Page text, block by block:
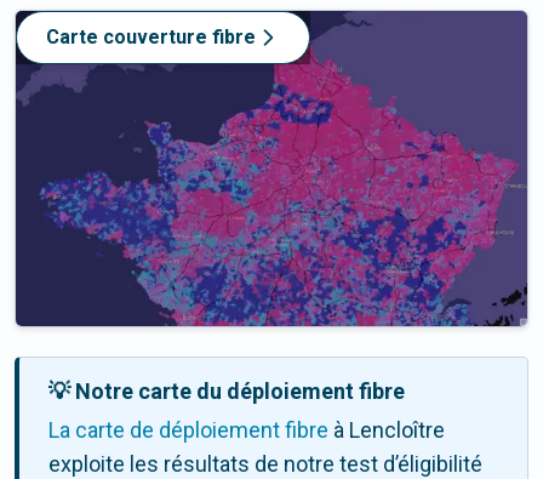
Carte couverture fibre
💡 Notre carte du déploiement fibre
La carte de déploiement fibre à Lencloître
exploite les résultats de notre test d’éligibilité